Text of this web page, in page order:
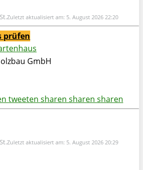
Zuletzt aktualisiert am: 5. August 2026 22:20
prüfen
GmbH
tweeten sharen sharen sharen
Zuletzt aktualisiert am: 5. August 2026 20:29